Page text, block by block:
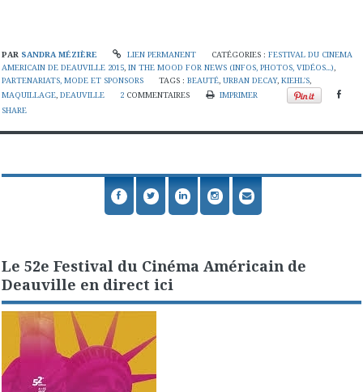
PAR SANDRA MÉZIÈRE LIEN PERMANENT CATÉGORIES :FESTIVAL DU CINEMA
AMERICAIN DE DEAUVILLE 2015, IN THE MOOD FOR NEWS (INFOS, PHOTOS, VIDÉOS...),
PARTENARIATS, MODE ET SPONSORS
TAGS :BEAUTÉ,URBAN DECAY,KIEHL'S,
MAQUILLAGE, DEAUVILLE 2 COMMENTAIRES
IMPRIMER
SHARE
Le 52e Festival du Cinéma Américain de
Deauville en direct ici